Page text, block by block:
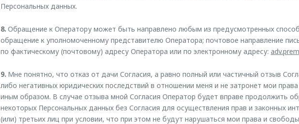
Персональных данных.
8. Обращение к Оператору может быть направлено любым из предусмотренных
обращение к уполномоченному представителю Оператора; почтовое направление
по фактическому (почтовому) адресу Оператора или по электронному адресу:
9. Мне понятно, что отказ от дачи Согласия, а равно полный или частичный отзыв
либо негативных юридических последствий в отношении меня и не затронет мои
иным образом. В случае отзыва мной Согласия Оператор будет вправе продолжить
некоторых Персональных данных без Согласия для осуществления прав и законных
(или) третьих лиц при условии, что при этом не будут нарушаться мои права и